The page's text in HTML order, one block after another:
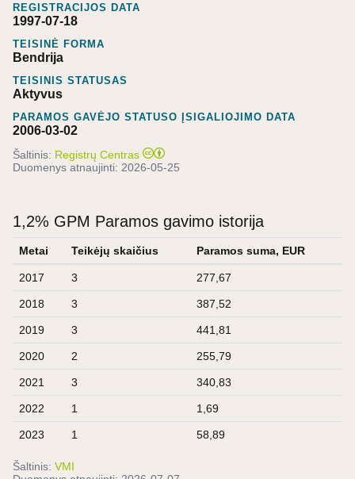
REGISTRACIJOS DATA
1997-07-18
TEISINĖ FORMA
Bendrija
TEISINIS STATUSAS
Aktyvus
PARAMOS GAVĖJO STATUSO ĮSIGALIOJIMO DATA
2006-03-02
Šaltinis: Registrų Centras
Duomenys atnaujinti: 2026-05-25
1,2% GPM Paramos gavimo istorija
Metai Teikėjų skaičius Paramos suma, EUR
2017 3 277,67
2018 3 387,52
2019 3 441,81
2020 2 255,79
2021 3 340,83
2022 1 1,69
2023 1 58,89
Šaltinis: VMI